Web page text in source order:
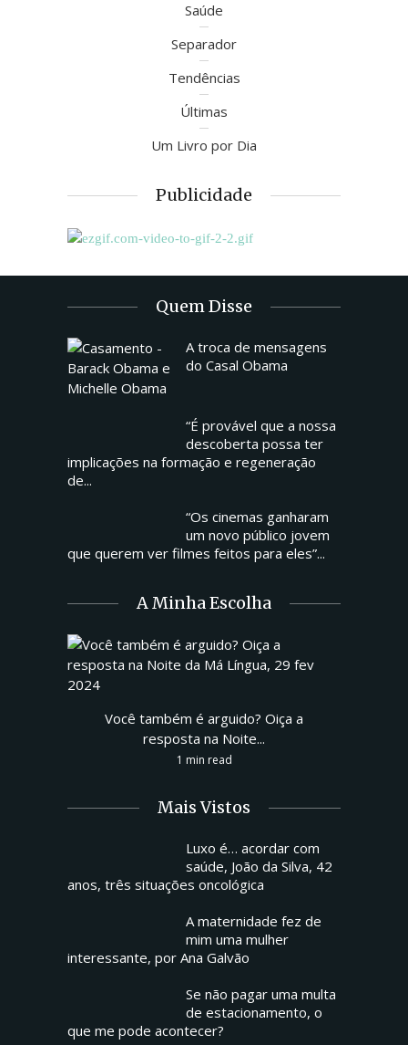
Saúde
Separador
Tendências
Últimas
Um Livro por Dia
Publicidade
Quem Disse
A troca de mensagens
do Casal Obama
“É provável que a nossa
descoberta possa ter
implicações na formação e regeneração
de...
“Os cinemas ganharam
um novo público jovem
que querem ver filmes feitos para eles”...
A Minha Escolha
Você também é arguido? Oiça a
resposta na Noite...
1 min read
Mais Vistos
Luxo é… acordar com
saúde, João da Silva, 42
anos, três situações oncológica
A maternidade fez de
mim uma mulher
interessante, por Ana Galvão
Se não pagar uma multa
de estacionamento, o
que me pode acontecer?